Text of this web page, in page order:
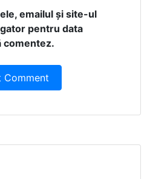
emailul și site-ul
pentru data
comentez.